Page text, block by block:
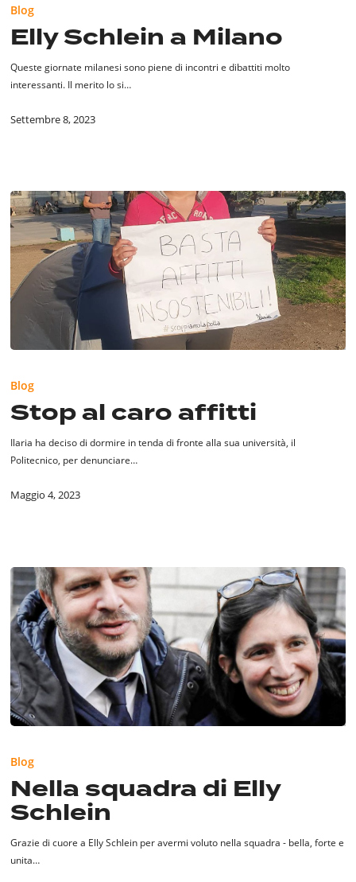
a
Milano
Blog
Elly Schlein a Milano
Queste giornate milanesi sono piene di incontri e dibattiti molto
interessanti. Il merito lo si…
Settembre 8, 2023
caro
affitti
Blog
Stop al caro affitti
Ilaria ha deciso di dormire in tenda di fronte alla sua università, il
Politecnico, per denunciare…
Maggio 4, 2023
di
Elly
Schlein
Blog
Nella squadra di Elly
Schlein
Grazie di cuore a Elly Schlein per avermi voluto nella squadra - bella, forte e
unita…